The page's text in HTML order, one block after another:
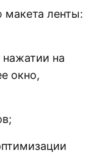
макета ленты:
нажатии на
окно,